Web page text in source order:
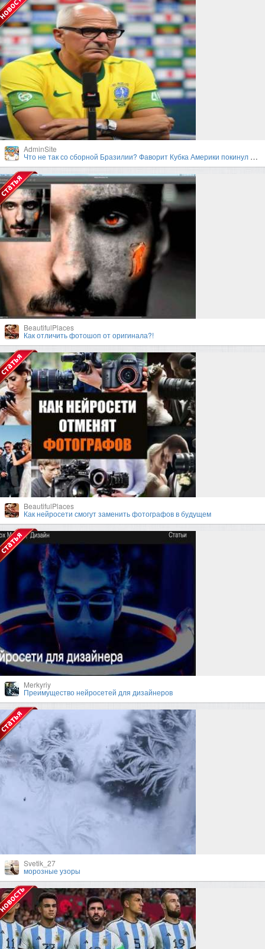
AdminSite
Что не так со сборной Бразилии? Фаворит Кубка Америки покинул турнир в первом раунде плей-офф
BeautifulPlaces
Как отличить фотошоп от оригинала?!
BeautifulPlaces
Как нейросети смогут заменить фотографов в будущем
Merkyriy
Преимущество нейросетей для дизайнеров
Svetik_27
морозные узоры